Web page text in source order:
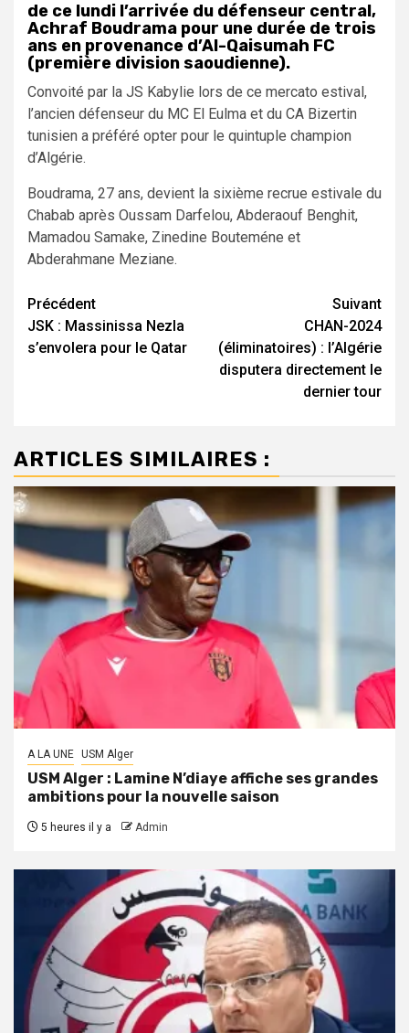
de ce lundi l’arrivée du défenseur central,
Achraf Boudrama pour une durée de trois
ans en provenance d’Al-Qaisumah FC
(première division saoudienne).
Convoité par la JS Kabylie lors de ce mercato estival,
l’ancien défenseur du MC El Eulma et du CA Bizertin
tunisien a préféré opter pour le quintuple champion
d’Algérie.
Boudrama, 27 ans, devient la sixième recrue estivale du
Chabab après Oussam Darfelou, Abderaouf Benghit,
Mamadou Samake, Zinedine Bouteméne et
Abderahmane Meziane.
Navigation
d’article
Précédent
JSK : Massinissa Nezla
s’envolera pour le Qatar
Suivant
CHAN-2024
(éliminatoires) : l’Algérie
disputera directement le
dernier tour
ARTICLES SIMILAIRES :
A LA UNE USM Alger
USM Alger : Lamine N’diaye affiche ses grandes
ambitions pour la nouvelle saison
5 heures il y a Admin